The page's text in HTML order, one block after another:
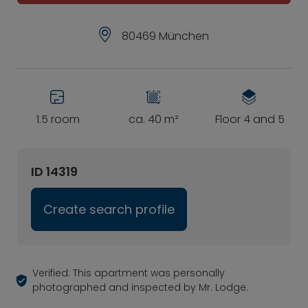
80469 München
1.5 room ca. 40 m² Floor 4 and 5
ID 14319
Create search profile
Verified: This apartment was personally
photographed and inspected by Mr. Lodge.